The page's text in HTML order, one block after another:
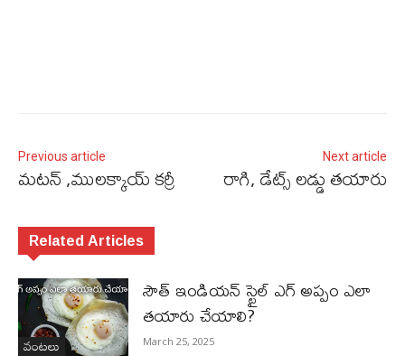
Previous article
మటన్ ,ములక్కాయ్ కర్రీ
Next article
రాగి, డేట్స్ లడ్డు తయారు
Related Articles
వంటలు
సౌత్ ఇండియన్ స్టైల్ ఎగ్ అప్పం ఎలా
తయారు చేయాలి?
March 25, 2025